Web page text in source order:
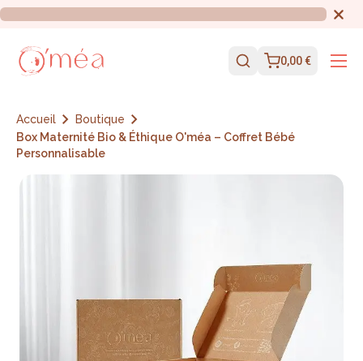
0,00 €
Accueil
Boutique
Box Maternité Bio & Éthique O'méa – Coffret Bébé
Personnalisable